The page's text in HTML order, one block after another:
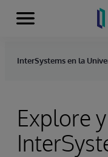
Skip to content
Secciones
InterSystems en la
Explore